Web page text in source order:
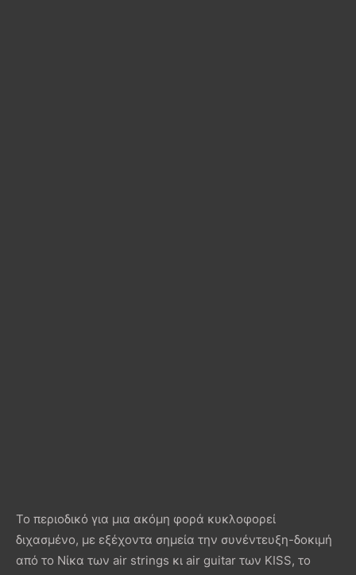
Το περιοδικό για μια ακόμη φορά κυκλοφορεί
διχασμένο, με εξέχοντα σημεία την συνέντευξη-δοκιμή
από το Νίκα των air strings κι air guitar των KISS, το